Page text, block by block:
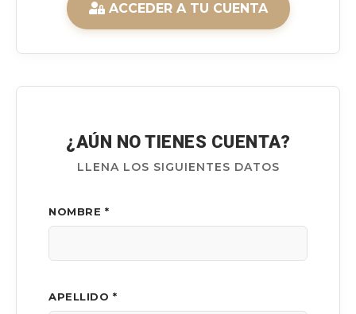
ACCEDER A TU CUENTA
¿AÚN NO TIENES CUENTA?
LLENA LOS SIGUIENTES DATOS
NOMBRE *
APELLIDO *